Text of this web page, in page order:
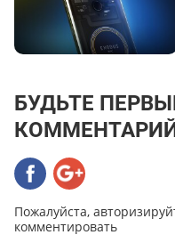
БУДЬТЕ
Пожалуйста,
комментировать